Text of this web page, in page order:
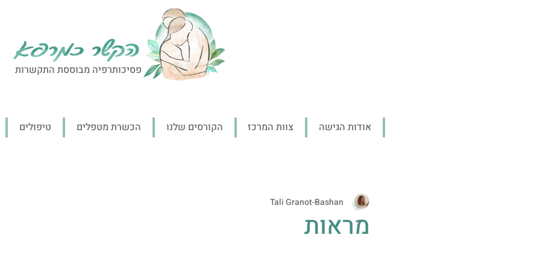
פסיכותרפיה מבוססת התקשרות
אודות הגישה צוות המרכז הקורסים שלנו הכשרת מטפלים טיפולים
מראות
Tali Granot-Bashan